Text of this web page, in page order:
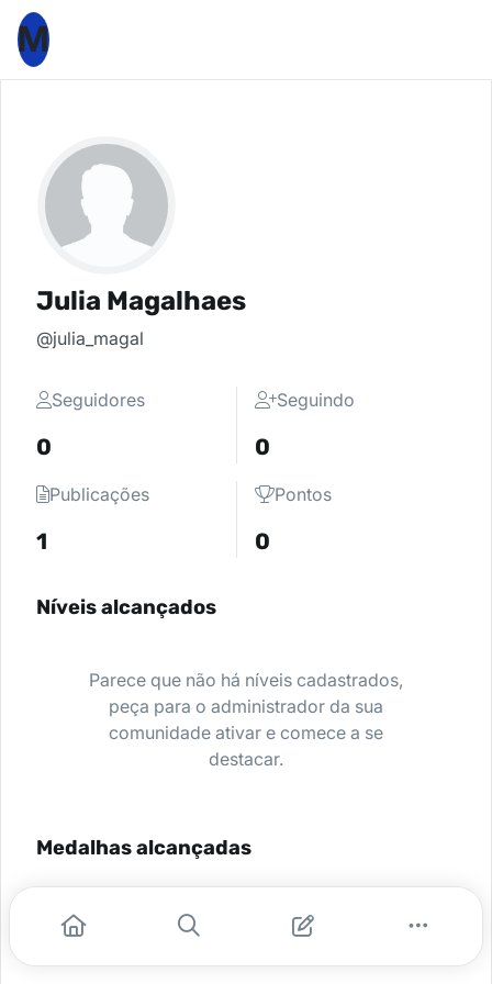
M
Julia Magalhaes
@julia_magal
Seguidores
0
Seguindo
0
Publicações
1
Pontos
0
Níveis alcançados
Parece que não há níveis cadastrados,
peça para o administrador da sua
comunidade ativar e comece a se
destacar.
Medalhas alcançadas
Nenhuma medalha encontrada